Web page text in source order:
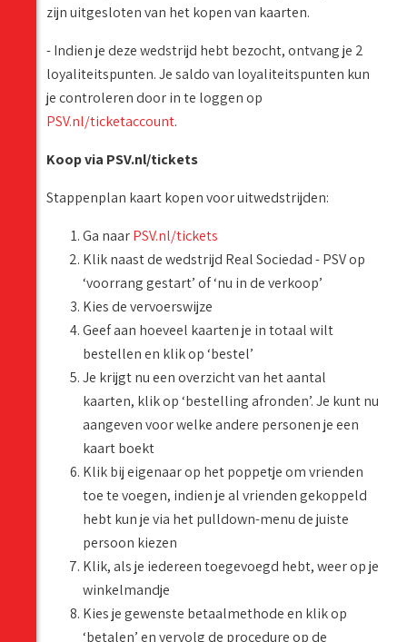
zijn uitgesloten van het kopen van kaarten.
- Indien je deze wedstrijd hebt bezocht, ontvang je 2
loyaliteitspunten. Je saldo van loyaliteitspunten kun
je controleren door in te loggen op
PSV.nl/ticketaccount.
Koop via PSV.nl/tickets
Stappenplan kaart kopen voor uitwedstrijden:
Ga naarPSV.nl/tickets
Klik naast de wedstrijd Real Sociedad - PSV op
‘voorrang gestart’ of ‘nu in de verkoop’
Kies de vervoerswijze
Geef aan hoeveel kaarten je in totaal wilt
bestellen en klik op ‘bestel’
Je krijgt nu een overzicht van het aantal
kaarten, klik op ‘bestelling afronden’. Je kunt nu
aangeven voor welke andere personen je een
kaart boekt
Klik bij eigenaar op het poppetje om vrienden
toe te voegen, indien je al vrienden gekoppeld
hebt kun je via het pulldown-menu de juiste
persoon kiezen
Klik, als je iedereen toegevoegd hebt, weer op je
winkelmandje
Kies je gewenste betaalmethode en klik op
‘betalen’ en vervolg de procedure op de